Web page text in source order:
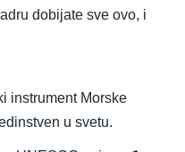
dobijate sve ovo, i
instrument Morske
u svetu.